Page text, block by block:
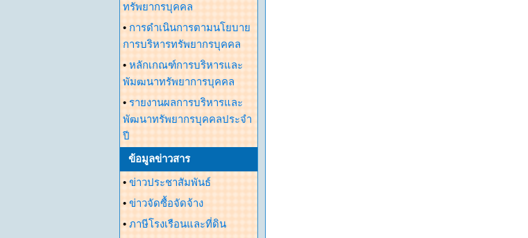
ทรัพยากรบุคคล
• การดำเนินการตามนโยบาย
การบริหารทรัพยากรบุคคล
• หลักเกณฑ์การบริหารและ
พัมฒนาทรัพยาการบุคคล
• รายงานผลการบริหารและ
พัฒนาทรัพยากรบุคคลประจำ
ปี
ข้อมูลข่าวสาร
• ข่าวประชาสัมพันธ์
• ข่าวจัดซื้อจัดจ้าง
• ภาษีโรงเรือนและที่ดิน